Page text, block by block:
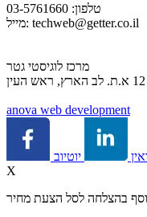
טלפון: 03-5761660
מייל: techweb@getter.co.il
מרכז לוגיסטי גטר
anova web development
X
בהצלחה לסל הצעת מחיר